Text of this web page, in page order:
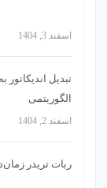
اسفند 3, 1404
تبدیل
الگوریتمی
اسفند 2, 1404
ربات تریدر